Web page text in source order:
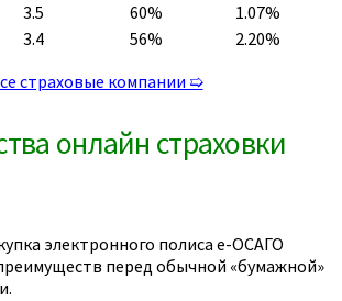
3.5 60%
1.07%
3.4 56%
2.20%
страховые компании ➯
онлайн страховки
электронного полиса е-ОСАГО
перед обычной «бумажной»